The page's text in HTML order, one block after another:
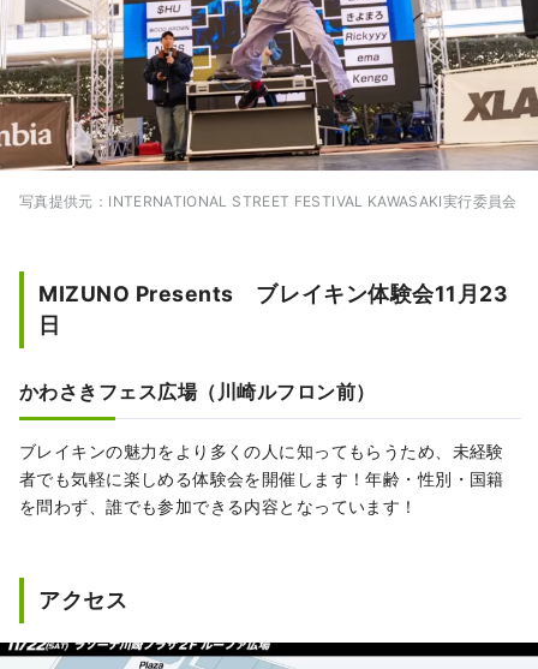
写真提供元：INTERNATIONAL STREET FESTIVAL KAWASAKI実行委員会
MIZUNO Presents ブレイキン体験会11月23
日
かわさきフェス広場（川崎ルフロン前）
ブレイキンの魅力をより多くの人に知ってもらうため、未経験
者でも気軽に楽しめる体験会を開催します！年齢・性別・国籍
を問わず、誰でも参加できる内容となっています！
アクセス